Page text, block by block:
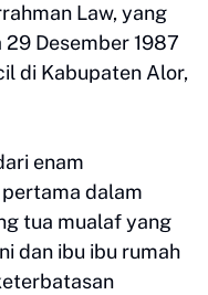
Law, yang
Desember 1987
di Kabupaten Alor,
enam
dalam
tua mualaf yang
dan ibu ibu rumah